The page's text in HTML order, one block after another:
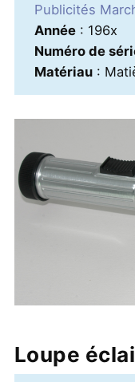
Publicités
Année: 196x
Numéro de
Matériau:
Loupe